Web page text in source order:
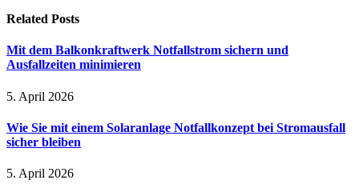
Related Posts
Mit dem Balkonkraftwerk Notfallstrom sichern und
Ausfallzeiten minimieren
5. April 2026
Wie Sie mit einem Solaranlage Notfallkonzept bei Stromausfall
sicher bleiben
5. April 2026